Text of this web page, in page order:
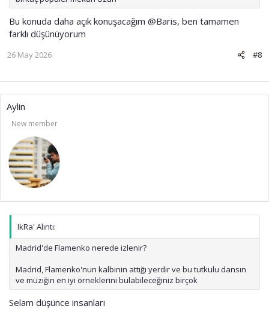
Bu konuda daha açık konuşacağım @Baris, ben tamamen
farklı düşünüyorum
#8
26 May 2026
Aylin
New member
IkRa' Alıntı:
Madrid'de Flamenko nerede izlenir?
Madrid, Flamenko'nun kalbinin attığı yerdir ve bu tutkulu dansın
ve müziğin en iyi örneklerini bulabileceğiniz birçok
Selam düşünce insanları